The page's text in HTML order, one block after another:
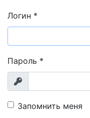
Логин *
Пароль *
Показать
Запомнить меня